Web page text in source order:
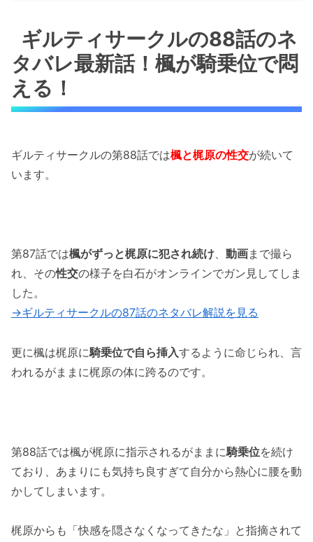
が騎乗位で悶える！
ギルティサークルの88話のネタバレ最新話！残
り時間5分！
ギルティサークルの88話のネタバレ最新話！楓
ギルティサークルの88話のネタバレ最新話！梶
原に意外な性癖が！笑
「ギルティサークルの88話のネタバレ最新話！
楓が勝利！」まとめ
ギルティサークルの88話のネ
タバレ最新話！楓が騎乗位で悶
える！
ギルティサークルの第88話では楓と梶原の性交が続いて
います。
第87話では楓がずっと梶原に犯され続け、 動画まで撮ら
れ、その性交の様子を白石がオンラインでガン見してしま
した。
→ギルティサークルの87話のネタバレ解説を見る
更に楓は梶原に騎乗位で自ら挿入するように命じられ、言
われるがままに梶原の体に跨るのです。
第88話では楓が梶原に指示されるがままに騎乗位を続け
ており、あまりにも気持ち良すぎて自分から熱心に腰を動
かしてしまいます。
梶原からも「快感を隠さなくなってきたな」と指摘されて